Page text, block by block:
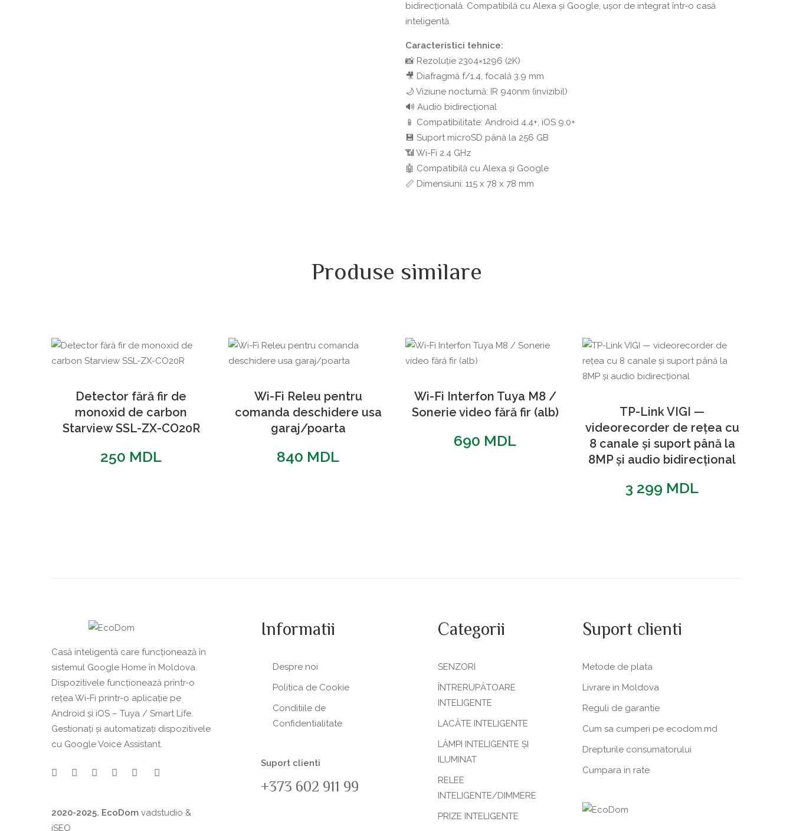
bidirecțională. Compatibilă cu Alexa și Google, ușor de integrat într-o casă
inteligentă.
Caracteristici tehnice:
📸 Rezoluție 2304×1296 (2K)
🎥 Diafragmă f/1.4, focală 3.9 mm
🌙 Viziune nocturnă: IR 940nm (invizibil)
🔊 Audio bidirecțional
📱 Compatibilitate: Android 4.4+, iOS 9.0+
💾 Suport microSD până la 256 GB
📶 Wi-Fi 2.4 GHz
🤖 Compatibilă cu Alexa și Google
📏 Dimensiuni: 115 x 78 x 78 mm
Produse similare
Detector fără fir de
monoxid de carbon
Starview SSL-ZX-CO20R
250 MDL
Wi-Fi Releu pentru
comanda deschidere usa
garaj/poarta
840 MDL
Wi-Fi Interfon Tuya M8 /
Sonerie video fără fir (alb)
690 MDL
TP-Link VIGI —
videorecorder de rețea cu
8 canale și suport până la
8MP și audio bidirecțional
3 299 MDL
Casă inteligentă care funcționează în
sistemul Google Home în Moldova.
Dispozitivele funcționează printr-o
rețea Wi-Fi printr-o aplicație pe
Android și iOS – Tuya / Smart Life.
Gestionați și automatizați dispozitivele
cu Google Voice Assistant.
2020-2025. EcoDom vadstudio &
iSEO
Informatii
Despre noi
Politica de Сookie
Conditiile de
Confidentialitate
Suport clienti
+373 602 911 99
Categorii
SENZORI
ÎNTRERUPĂTOARE
INTELIGENTE
LACĂTE INTELIGENTE
LĂMPI INTELIGENTE ȘI
ILUMINAT
RELEE
INTELIGENTE/DIMMERE
PRIZE INTELIGENTE
Suport clienti
Metode de plata
Livrare in Moldova
Reguli de garantie
Cum sa cumperi pe ecodom.md
Drepturile consumatorului
Cumpara in rate